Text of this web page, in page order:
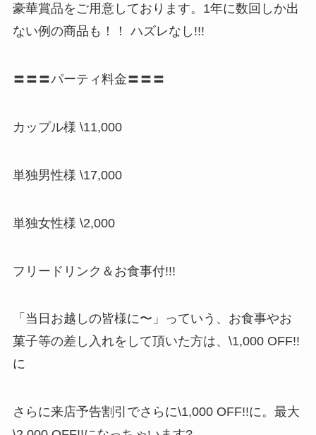
豪華賞品をご用意しております。1年に数回しか出
ない例の商品も！！ ハズレなし!!!
〓〓〓パーティ料金〓〓〓
カップル様 \11,000
単独男性様 \17,000
単独女性様 \2,000
フリードリンク＆お食事付!!!
「当日お越しの皆様に〜」っていう、お食事やお
菓子等の差し入れをして頂いた方は、\1,000 OFF!!
に
さらに来店予告割引でさらに\1,000 OFF!!に。最大